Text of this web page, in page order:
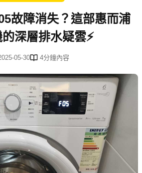
故障消失？這部惠而浦
深層排水疑雲⚡
05-30 4分鐘內容